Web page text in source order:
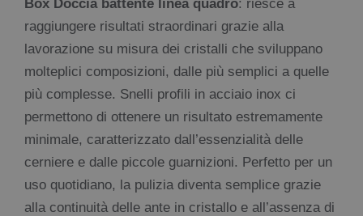
Box Doccia battente linea quadro: riesce a
raggiungere risultati straordinari grazie alla
lavorazione su misura dei cristalli che sviluppano
molteplici composizioni, dalle più semplici a quelle
più complesse. Snelli profili in acciaio inox ci
permettono di ottenere un risultato estremamente
minimale, caratterizzato dall’essenzialità delle
cerniere e dalle piccole guarnizioni. Perfetto per un
uso quotidiano, la pulizia diventa semplice grazie
alla continuità delle ante in cristallo e all’assenza di